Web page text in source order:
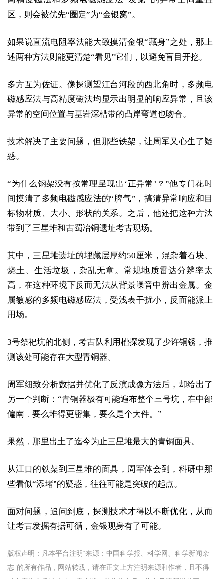
区，则会被优先“圈定”为“金银窝”。
如果说直流电阻率法能大致摸清金银“藏身”之处，那上
述两种方法则能更清楚“看见”它们，以避免盲目开挖。
多方互为佐证。像探测望江台河段的西北角时，多频电
磁感应法与高精度磁法均显示出明显的响应异常，且该
异常的空间位置与基岩深槽带的凸岸弯道也吻合。
技术解决了主要问题，但那些铁架，让周军又心生了疑
惑。
“为什么钢架没有按常理呈现出‘正异常’？”他专门花时
间摸清了多频电磁感应法的“脾气”，搞清异常响应和目
标物材质、大小、形状的关系。之后，他还把这种方法
带到了三星堆和古蜀冶铜遗址考古现场。
其中，三星堆遗址的埋藏层厚约50厘米，混杂着石块、
烧土、生活垃圾，杂乱无章。常规地质雷达分辨率太
高，在这种环境下反而无法从背景噪音中辨出金属。金
属敏感的多频电磁感应法，受浅表干扰小，反而能派上
用场。
3号祭祀坑的北侧，考古队利用槽探发现了少许铜锈，推
测该处可能存在大型青铜器。
周军细致分析数据并优化了反演成像方法后，却给出了
另一个判断：“青铜器极有可能遍布整个三号坑，在中部
偏南，要么堆得更密集，要么是个大件。”
果然，那里出土了迄今为止三星堆最大的青铜面具。
从江口的铁架到三星堆的面具，周军体会到，科研中那
些看似“添堵”的疑惑，往往可能是突破的起点。
面对问题，追问到底，探测技术才得以不断优化，从而
让考古发掘有据可循，金银现身有了可能。
版权声明：凡本平台注明“来源：中国科学报、科学网、科学新闻杂
志”的所有作品，网站转载，请在正文上方注明来源和作者，且不得